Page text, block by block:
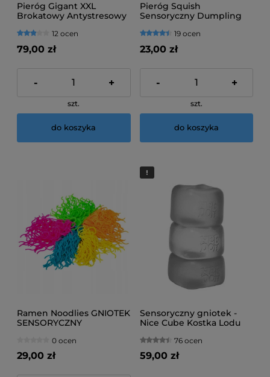
Pieróg Gigant XXL
Brokatowy Antystresowy
12 ocen
79,00 zł
- +
szt.
do koszyka
Pieróg Squish
Sensoryczny Dumpling
19 ocen
23,00 zł
- +
szt.
do koszyka
Ramen Noodlies GNIOTEK
SENSORYCZNY
0 ocen
29,00 zł
Sensoryczny gniotek -
Nice Cube Kostka Lodu
76 ocen
59,00 zł